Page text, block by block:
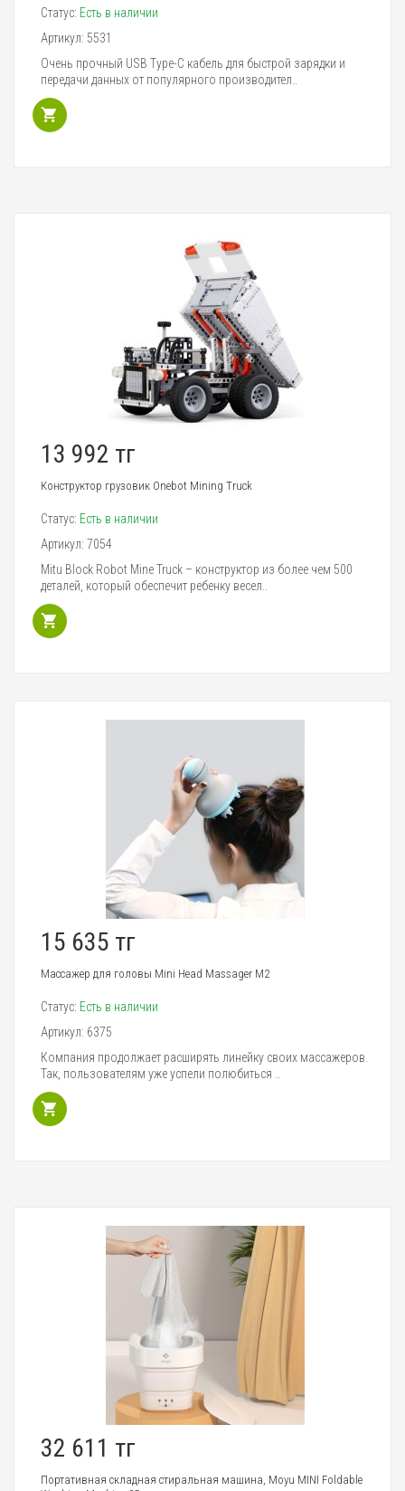
Статус: Есть в наличии
Артикул: 5531
Очень прочный USB Type-C кабель для быстрой зарядки и
передачи данных от популярного производител..
13 992 тг
Конструктор грузовик Onebot Mining Truck
Статус: Есть в наличии
Артикул: 7054
Mitu Block Robot Mine Truck – конструктор из более чем 500
деталей, который обеспечит ребенку весел..
15 635 тг
Массажер для головы Mini Head Massager M2
Статус: Есть в наличии
Артикул: 6375
Компания продолжает расширять линейку своих массажеров.
Так, пользователям уже успели полюбиться ..
32 611 тг
Портативная складная стиральная машина, Moyu MINI Foldable